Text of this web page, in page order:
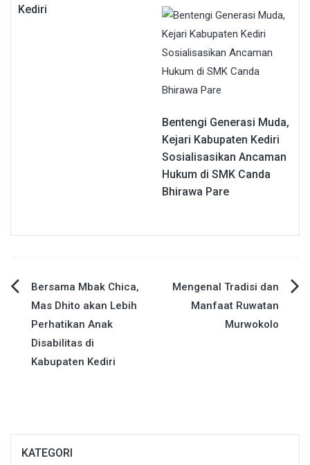
Kediri
Bentengi Generasi Muda,
Kejari Kabupaten Kediri
Sosialisasikan Ancaman
Hukum di SMK Canda
Bhirawa Pare
Navigasi
pos
Bersama Mbak Chica,
Mas Dhito akan Lebih
Perhatikan Anak
Disabilitas di
Kabupaten Kediri
Mengenal Tradisi dan
Manfaat Ruwatan
Murwokolo
KATEGORI